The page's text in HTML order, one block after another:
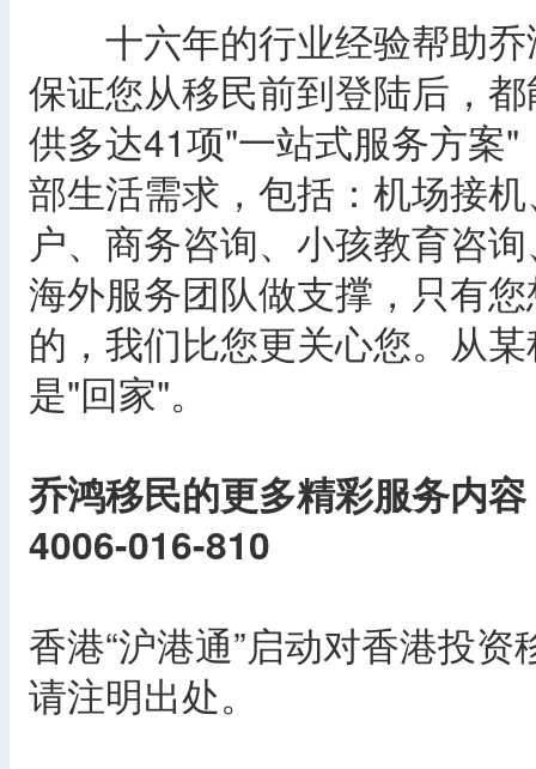
十六年的行业经验帮助乔
保证您从移民前到登陆后，
供多达41项"一站式服务方案
部生活需求，包括：机场接
户、商务咨询、小孩教育咨
海外服务团队做支撑，只有
的，我们比您更关心您。从
是"回家"。
乔鸿移民的更多精彩服务内
4006-016-810
香港“沪港通”启动对香港投
请注明出处。